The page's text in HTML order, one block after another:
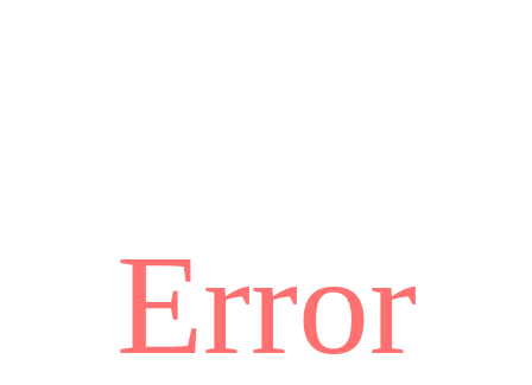
Error